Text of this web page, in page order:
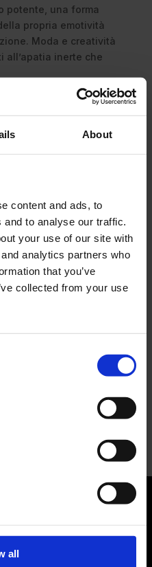
About
content and ads, to
to analyse our traffic.
your use of our site with
analytics partners who
that you’ve
collected from your use
all
potente, una forma
propria emotività
Moda e creatività
all’apatia inerte che
resistenza: il
degli eroi
della provincia
diva della musica
Table Tennis: la
Miu Miu: Hailey Bieber e